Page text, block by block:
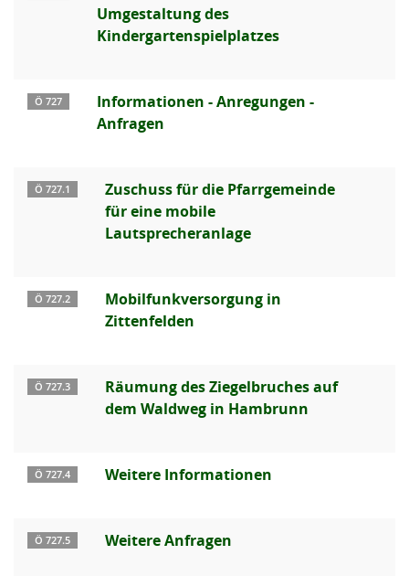
Umgestaltung des
Kindergartenspielplatzes
Ö 727
Informationen - Anregungen -
Anfragen
Ö 727.1
Zuschuss für die Pfarrgemeinde
für eine mobile
Lautsprecheranlage
Ö 727.2
Mobilfunkversorgung in
Zittenfelden
Ö 727.3
Räumung des Ziegelbruches auf
dem Waldweg in Hambrunn
Ö 727.4 Weitere Informationen
Ö 727.5 Weitere Anfragen